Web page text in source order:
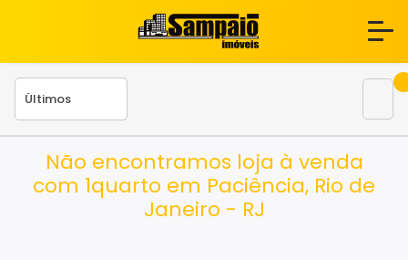
Não encontramos loja à venda
com 1quarto em Paciência, Rio de
Janeiro - RJ